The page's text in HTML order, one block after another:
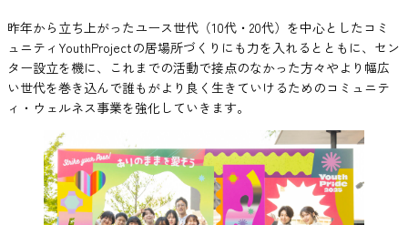
昨年から立ち上がったユース世代（10代・20代）を中心としたコミ
ュニティYouthProjectの居場所づくりにも力を入れるとともに、セン
ター設立を機に、これまでの活動で接点のなかった方々やより幅広
い世代を巻き込んで誰もがより良く生きていけるためのコミュニテ
ィ・ウェルネス事業を強化していきます。